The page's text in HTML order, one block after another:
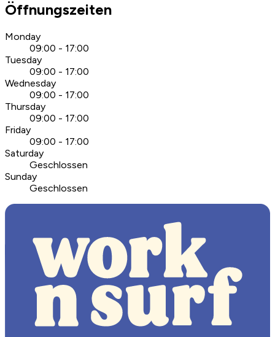
Öffnungszeiten
Monday
09:00 - 17:00
Tuesday
09:00 - 17:00
Wednesday
09:00 - 17:00
Thursday
09:00 - 17:00
Friday
09:00 - 17:00
Saturday
Geschlossen
Sunday
Geschlossen